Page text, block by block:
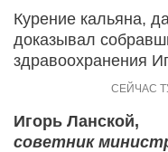
Курение кальяна,
доказывал
здравоохранения
Игорь Ланской,
советник